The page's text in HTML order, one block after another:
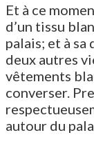
Et à ce
d’un tissu
palais; et à
deux autres
vêtements
converser.
autour du